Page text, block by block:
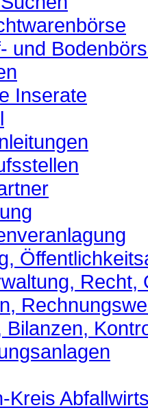
und
Inserate
Recht,
Bilanzen,
Kreis